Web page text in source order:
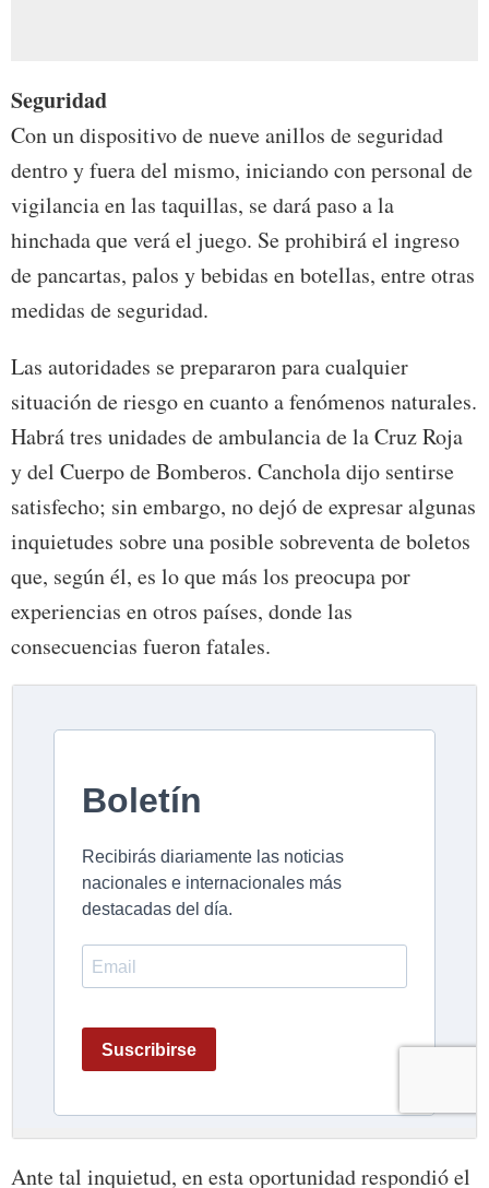
Seguridad
Con un dispositivo de nueve anillos de seguridad
dentro y fuera del mismo, iniciando con personal de
vigilancia en las taquillas, se dará paso a la
hinchada que verá el juego. Se prohibirá el ingreso
de pancartas, palos y bebidas en botellas, entre otras
medidas de seguridad.
Las autoridades se prepararon para cualquier
situación de riesgo en cuanto a fenómenos naturales.
Habrá tres unidades de ambulancia de la Cruz Roja
y del Cuerpo de Bomberos. Canchola dijo sentirse
satisfecho; sin embargo, no dejó de expresar algunas
inquietudes sobre una posible sobreventa de boletos
que, según él, es lo que más los preocupa por
experiencias en otros países, donde las
consecuencias fueron fatales.
Ante tal inquietud, en esta oportunidad respondió el